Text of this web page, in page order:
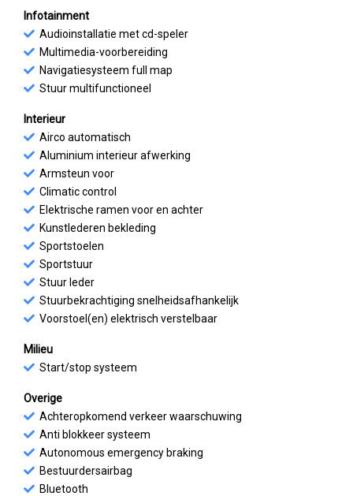
Infotainment
Audioinstallatie met cd-speler
Multimedia-voorbereiding
Navigatiesysteem full map
Stuur multifunctioneel
Interieur
Airco automatisch
Aluminium interieur afwerking
Armsteun voor
Climatic control
Elektrische ramen voor en achter
Kunstlederen bekleding
Sportstoelen
Sportstuur
Stuur leder
Stuurbekrachtiging snelheidsafhankelijk
Voorstoel(en) elektrisch verstelbaar
Milieu
Start/stop systeem
Overige
Achteropkomend verkeer waarschuwing
Anti blokkeer systeem
Autonomous emergency braking
Bestuurdersairbag
Bluetooth